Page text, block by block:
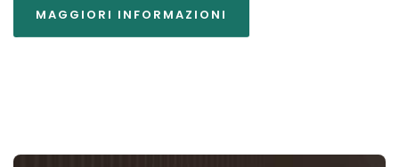
MAGGIORI INFORMAZIONI